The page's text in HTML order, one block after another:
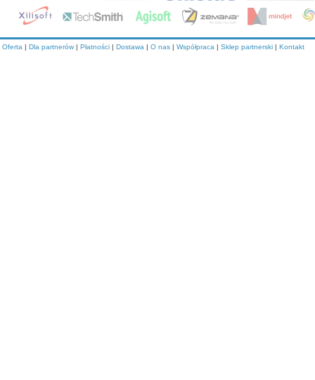
Oferta | Dla partnerów | Płatności | Dostawa | O nas | Współpraca | Sklep partnerski | Kontakt